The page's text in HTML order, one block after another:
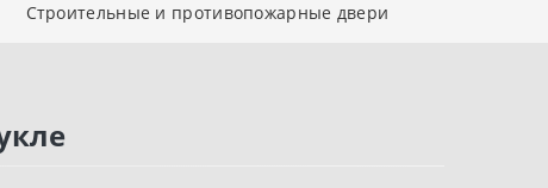
Строительные и противопожарные двери